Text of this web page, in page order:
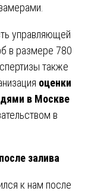
управляющей
в размере 780
также
оценки
в Москве
в
залива
к нам после